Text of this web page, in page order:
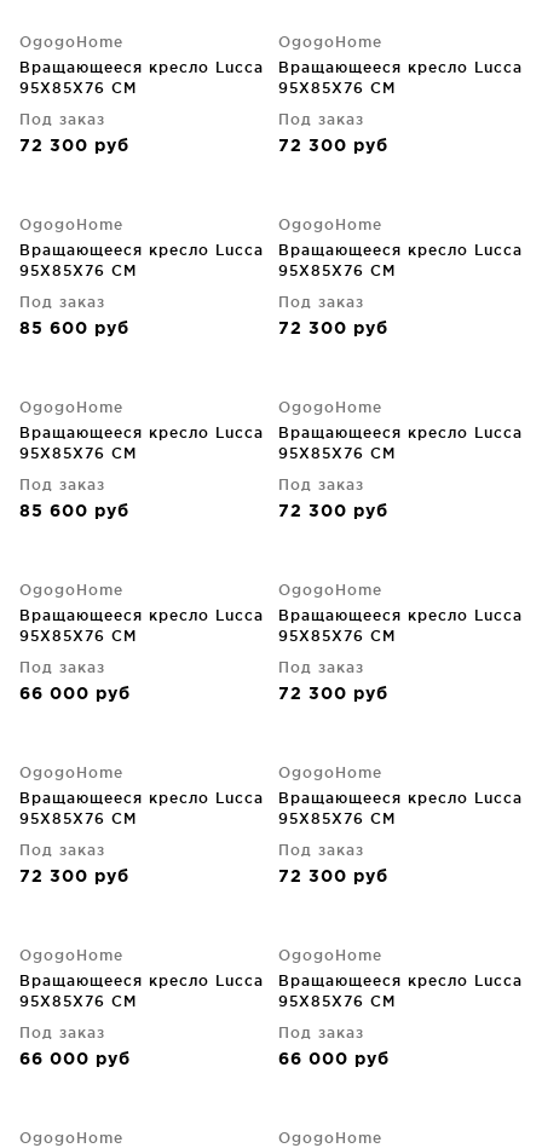
OgogoHome
Вращающееся кресло Lucca
95X85X76 CM
Под заказ
72 300 руб
OgogoHome
Вращающееся кресло Lucca
95X85X76 CM
Под заказ
72 300 руб
OgogoHome
Вращающееся кресло Lucca
95X85X76 CM
Под заказ
85 600 руб
OgogoHome
Вращающееся кресло Lucca
95X85X76 CM
Под заказ
72 300 руб
OgogoHome
Вращающееся кресло Lucca
95X85X76 CM
Под заказ
85 600 руб
OgogoHome
Вращающееся кресло Lucca
95X85X76 CM
Под заказ
72 300 руб
OgogoHome
Вращающееся кресло Lucca
95X85X76 CM
Под заказ
66 000 руб
OgogoHome
Вращающееся кресло Lucca
95X85X76 CM
Под заказ
72 300 руб
OgogoHome
Вращающееся кресло Lucca
95X85X76 CM
Под заказ
72 300 руб
OgogoHome
Вращающееся кресло Lucca
95X85X76 CM
Под заказ
72 300 руб
OgogoHome
Вращающееся кресло Lucca
95X85X76 CM
Под заказ
66 000 руб
OgogoHome
Вращающееся кресло Lucca
95X85X76 CM
Под заказ
66 000 руб
OgogoHome OgogoHome